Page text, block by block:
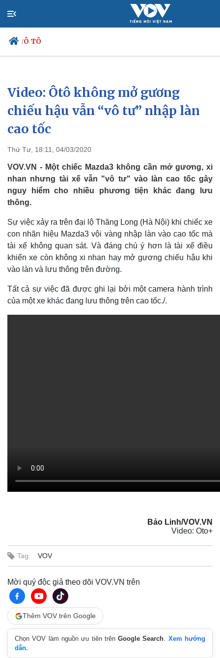
/Ô TÔ
Chính trị
Đảng
Tổ chức nhân sự
Quốc hội
Xã hội
Tin 24h
Dự báo thời tiết
Thế giới
Quan sát
Cuộc sống đó đây
Video
Video: Ôtô không mở gương
chiếu hậu vẫn “vô tư” nhập làn
cao tốc
Thứ Tư, 18:11, 04/03/2020
VOV.VN - Một chiếc Mazda3 không cần mở gương, xi
nhan nhưng tài xế vẫn "vô tư" vào làn cao tốc gây
nguy hiểm cho nhiều phương tiện khác đang lưu
thông.
Sự việc xảy ra trên đại lộ Thăng Long (Hà Nội) khi chiếc xe
con nhãn hiệu Mazda3 vội vàng nhập làn vào cao tốc mà
tài xế không quan sát. Và đáng chú ý hơn là tài xế điều
khiển xe còn không xi nhan hay mở gương chiếu hậu khi
vào làn và lưu thông trên đường.
Tất cả sự việc đã được ghi lại bởi một camera hành trình
của một xe khác đang lưu thông trên cao tốc./.
Bảo Linh/VOV.VN
Video: Oto+
Tag: VOV
Mời quý độc giả theo dõi VOV.VN trên
Thêm VOV trên Google
Chọn VOV làm nguồn ưu tiên trênGoogle Search. Xem hướng
dẫn.